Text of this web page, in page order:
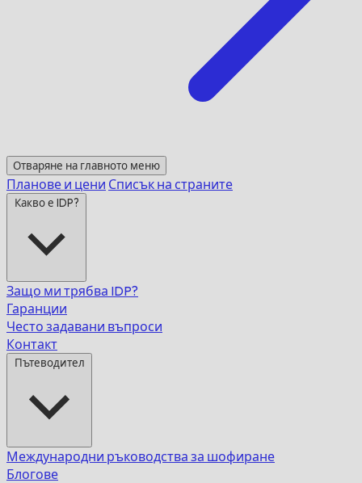
Отваряне на главното меню
Планове и цени Списък на страните
Какво е IDP?
Защо ми трябва IDP?
Гаранции
Често задавани въпроси
Контакт
Пътеводител
Международни ръководства за шофиране
Блогове